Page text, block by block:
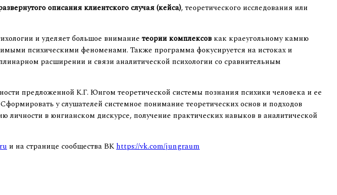
описания клиентского случая (кейса), теоретического исследования или
и уделяет большое внимание теории комплексов как краеугольному камню
психическими феноменами. Также программа фокусируется на истоках и
расширении и связи аналитической психологии со сравнительным
предложенной К.Г. Юнгом теоретической системы познания психики человека и ее
у слушателей системное понимание теоретических основ и подходов
в юнгианском дискурсе, получение практических навыков в аналитической
и на странице сообщества ВКhttps://vk.com/jungraum